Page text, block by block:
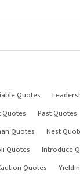
Quotes
Quotes Past Quotes
Quotes Nest
Quotes
Introduce
Quotes